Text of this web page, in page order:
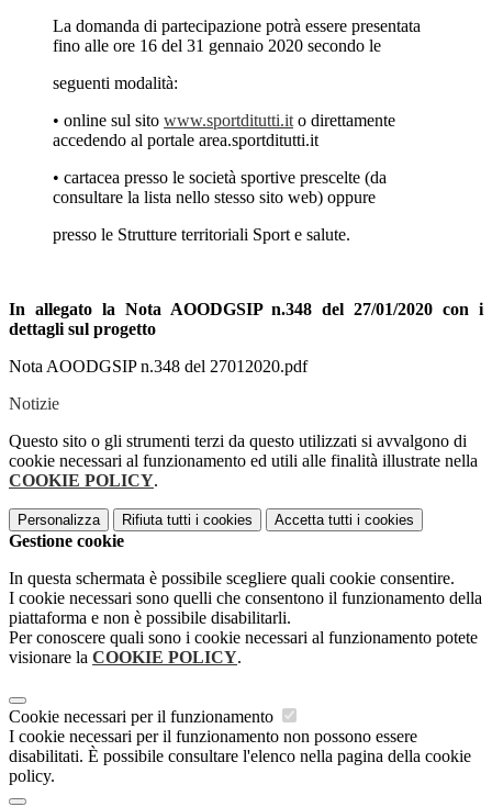
La domanda di partecipazione potrà essere presentata
fino alle ore 16 del 31 gennaio 2020 secondo le
seguenti modalità:
• online sul sito www.sportditutti.it o direttamente
accedendo al portale area.sportditutti.it
• cartacea presso le società sportive prescelte (da
consultare la lista nello stesso sito web) oppure
presso le Strutture territoriali Sport e salute.
In allegato la Nota AOODGSIP n.348 del 27/01/2020 con i
dettagli sul progetto
Nota AOODGSIP n.348 del 27012020.pdf
Notizie
Questo sito o gli strumenti terzi da questo utilizzati si avvalgono di
cookie necessari al funzionamento ed utili alle finalità illustrate nella
COOKIE POLICY.
Personalizza Rifiuta tutti i cookies Accetta tutti i cookies
Gestione cookie
In questa schermata è possibile scegliere quali cookie consentire.
I cookie necessari sono quelli che consentono il funzionamento della
piattaforma e non è possibile disabilitarli.
Per conoscere quali sono i cookie necessari al funzionamento potete
visionare la COOKIE POLICY.
Cookie necessari per il funzionamento
I cookie necessari per il funzionamento non possono essere
disabilitati. È possibile consultare l'elenco nella pagina della cookie
policy.